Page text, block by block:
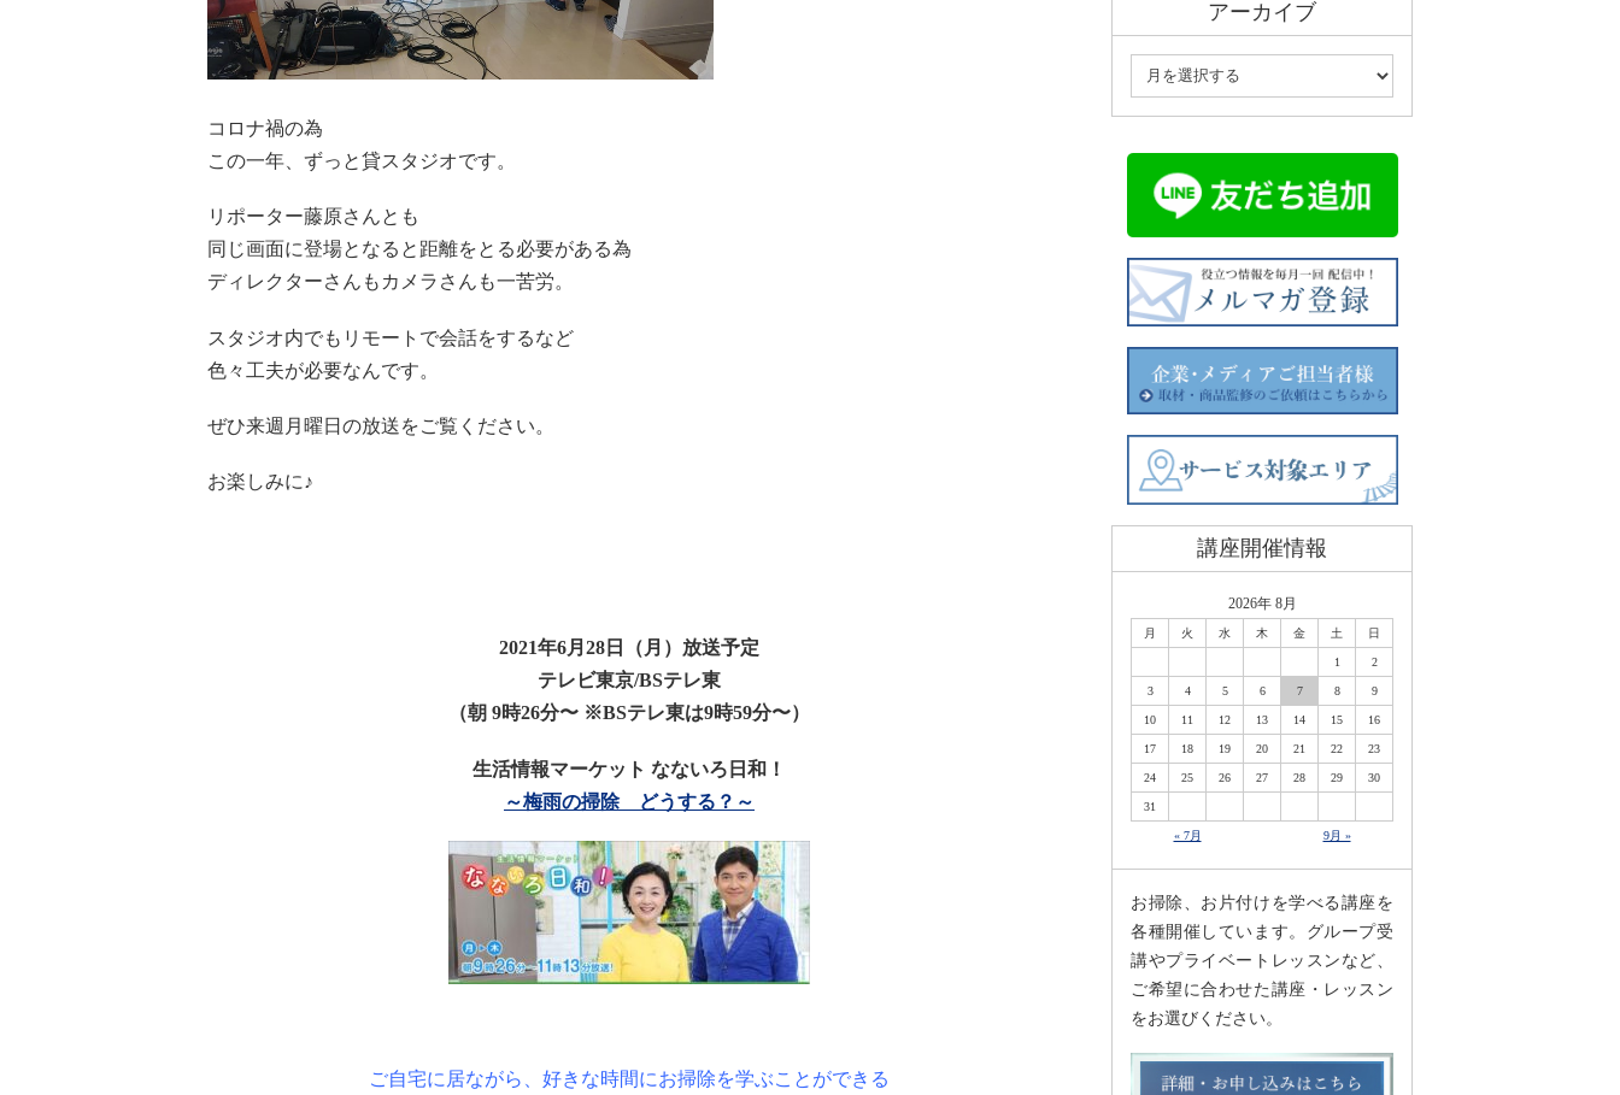
コロナ禍の為
この一年、ずっと貸スタジオです。
リポーター藤原さんとも
同じ画面に登場となると距離をとる必要がある為
ディレクターさんもカメラさんも一苦労。
スタジオ内でもリモートで会話をするなど
色々工夫が必要なんです。
ぜひ来週月曜日の放送をご覧ください。
お楽しみに♪
2021年6月28日（月）放送予定
テレビ東京/BSテレ東
（朝 9時26分〜 ※BSテレ東は9時59分〜）
生活情報マーケット なないろ日和！
～梅雨の掃除 どうする？～
ご自宅に居ながら、好きな時間にお掃除を学ぶことができる
アーカイブ
講座開催情報
2026年 8月
月 火 水 木 金 土 日
1 2
3 4 5 6 7 8 9
10 11 12 13 14 15 16
17 18 19 20 21 22 23
24 25 26 27 28 29 30
31
« 7月 9月 »
お掃除、お片付けを学べる講座を
各種開催しています。グループ受
講やプライベートレッスンなど、
ご希望に合わせた講座・レッスン
をお選びください。